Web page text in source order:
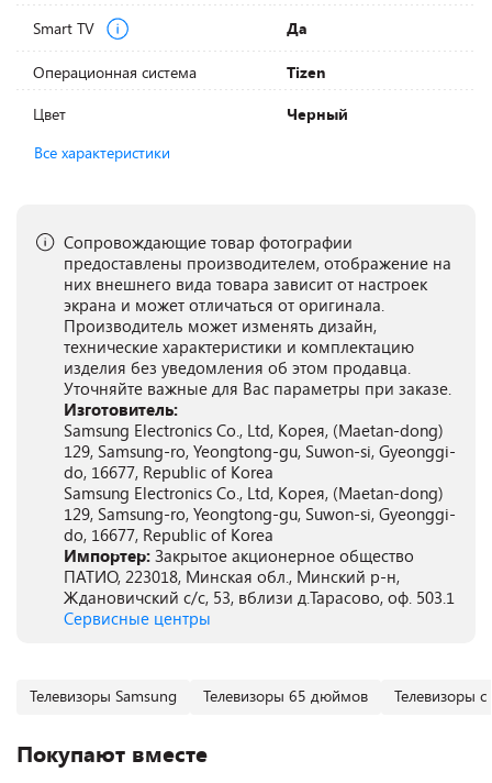
Smart TV
Да
Операционная система
Tizen
Цвет
Черный
Все характеристики
Сопровождающие товар фотографии
предоставлены производителем, отображение на
них внешнего вида товара зависит от настроек
экрана и может отличаться от оригинала.
Производитель может изменять дизайн,
технические характеристики и комплектацию
изделия без уведомления об этом продавца.
Уточняйте важные для Вас параметры при заказе.
Изготовитель:
Samsung Electronics Co., Ltd, Корея, (Maetan-dong)
129, Samsung-ro, Yeongtong-gu, Suwon-si, Gyeonggi-
do, 16677, Republic of Korea
Samsung Electronics Co., Ltd, Корея, (Maetan-dong)
129, Samsung-ro, Yeongtong-gu, Suwon-si, Gyeonggi-
do, 16677, Republic of Korea
Импортер: Закрытое акционерное общество
ПАТИО, 223018, Минская обл., Минский р-н,
Ждановичский с/с, 53, вблизи д.Тарасово, оф. 503.1
Сервисные центры
Телевизоры Samsung Телевизоры 65 дюймов Телевизоры
Покупают вместе